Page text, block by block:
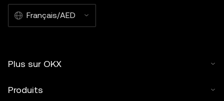
Français/AED
Plus sur OKX
Produits